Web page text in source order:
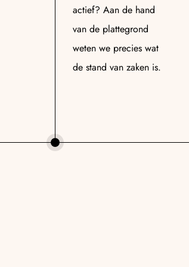
actief? Aan de hand
van de plattegrond
weten we precies wat
de stand van zaken is.